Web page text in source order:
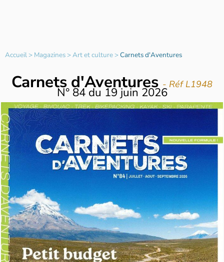
Accueil> Magazines>Art et culture>Carnets d'Aventures
Carnets d'Aventures - Réf L1948
N° 84du 19 juin 2026